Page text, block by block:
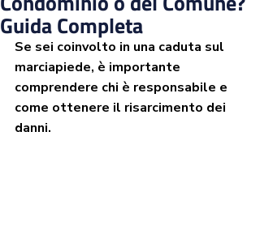
Guida Completa
Se sei coinvolto in una caduta sul
marciapiede, è importante
comprendere chi è responsabile e
come ottenere il risarcimento dei
danni.